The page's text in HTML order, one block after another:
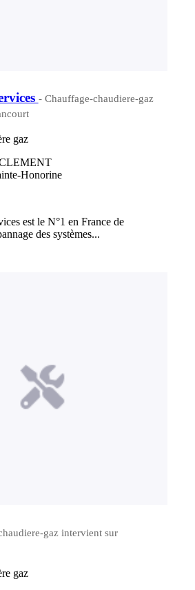
- Chauffage-chaudiere-gaz
gaz
Honorine
est le N°1 en France de
des systèmes...
gaz intervient sur
gaz